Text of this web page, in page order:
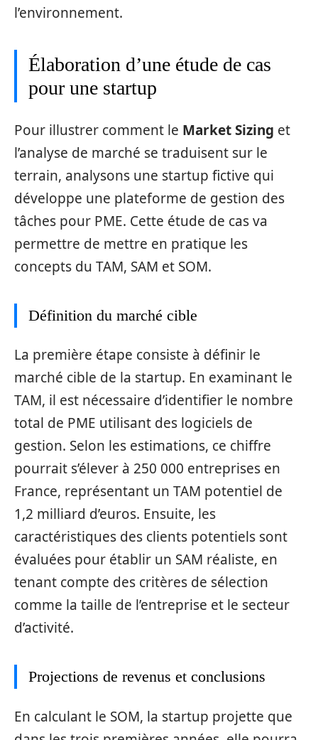
l’environnement.
Élaboration d’une étude de cas
pour une startup
Pour illustrer comment le Market Sizing et
l’analyse de marché se traduisent sur le
terrain, analysons une startup fictive qui
développe une plateforme de gestion des
tâches pour PME. Cette étude de cas va
permettre de mettre en pratique les
concepts du TAM, SAM et SOM.
Définition du marché cible
La première étape consiste à définir le
marché cible de la startup. En examinant le
TAM, il est nécessaire d’identifier le nombre
total de PME utilisant des logiciels de
gestion. Selon les estimations, ce chiffre
pourrait s’élever à 250 000 entreprises en
France, représentant un TAM potentiel de
1,2 milliard d’euros. Ensuite, les
caractéristiques des clients potentiels sont
évaluées pour établir un SAM réaliste, en
tenant compte des critères de sélection
comme la taille de l’entreprise et le secteur
d’activité.
Projections de revenus et conclusions
En calculant le SOM, la startup projette que